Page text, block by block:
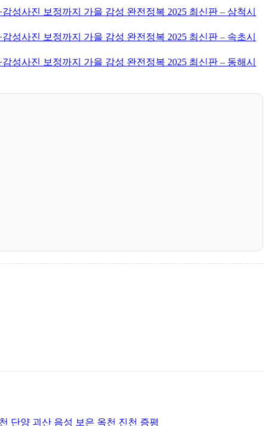
성사진 보정까지 가을 감성 완전정복 2025 최신판 – 삼척시
성사진 보정까지 가을 감성 완전정복 2025 최신판 – 속초시
성사진 보정까지 가을 감성 완전정복 2025 최신판 – 동해시
단양 괴산 음성 보은 옥천 진천 증평